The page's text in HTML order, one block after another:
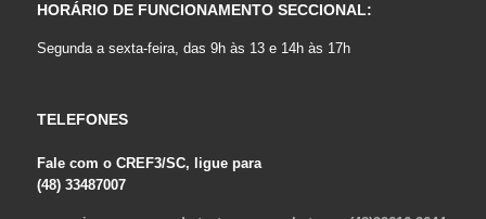
HORÁRIO DE FUNCIONAMENTO SECCIONAL:
Segunda a sexta-feira, das 9h às 13 e 14h às 17h
TELEFONES
Fale com o CREF3/SC, ligue para
(48) 33487007